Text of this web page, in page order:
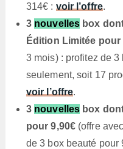
314€ : voir l’offre.
3 nouvelles box
Édition Limitée pour
3 mois) : profitez de
seulement, soit 17
voir l’offre.
3 nouvelles box
pour 9,90€(offre
de 3 box beauté pour